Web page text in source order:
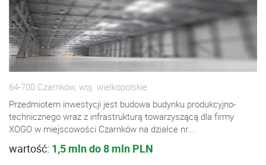
64-700 Czarnków, woj. wielkopolskie
Przedmiotem inwestycji jest budowa budynku produkcyjno-
technicznego wraz z infrastrukturą towarzyszącą dla firmy
XOGO w miejscowości Czarnków na działce nr...
wartość: 1,5 mln do 8 mln PLN